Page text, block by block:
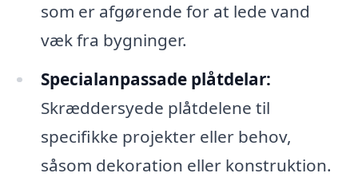
som er afgørende for at lede vand
væk fra bygninger.
Specialanpassade plåtdelar:
Skræddersyede plåtdelene til
specifikke projekter eller behov,
såsom dekoration eller konstruktion.